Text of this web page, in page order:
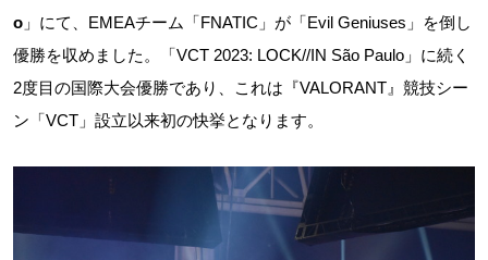
o 」にて、EMEAチーム「FNATIC」が「Evil Geniuses」を倒し
優勝を収めました。「VCT 2023: LOCK//IN São Paulo」に続く
2度目の国際大会優勝であり、これは『VALORANT』競技シー
ン「VCT」設立以来初の快挙となります。